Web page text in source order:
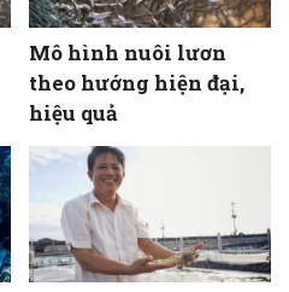
Mô hình nuôi lươn
theo hướng hiện đại,
hiệu quả